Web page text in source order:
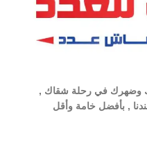
وضهرك في رحلة شقاك ,
, بأفضل خامة وأقل